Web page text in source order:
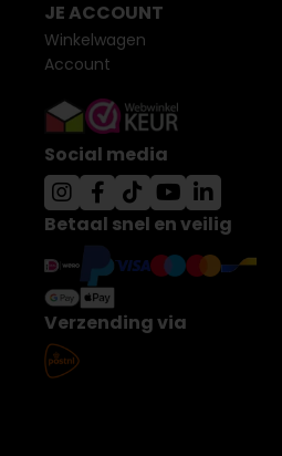
JE ACCOUNT
Winkelwagen
Account
Social media
Betaal snel en veilig
Verzending via